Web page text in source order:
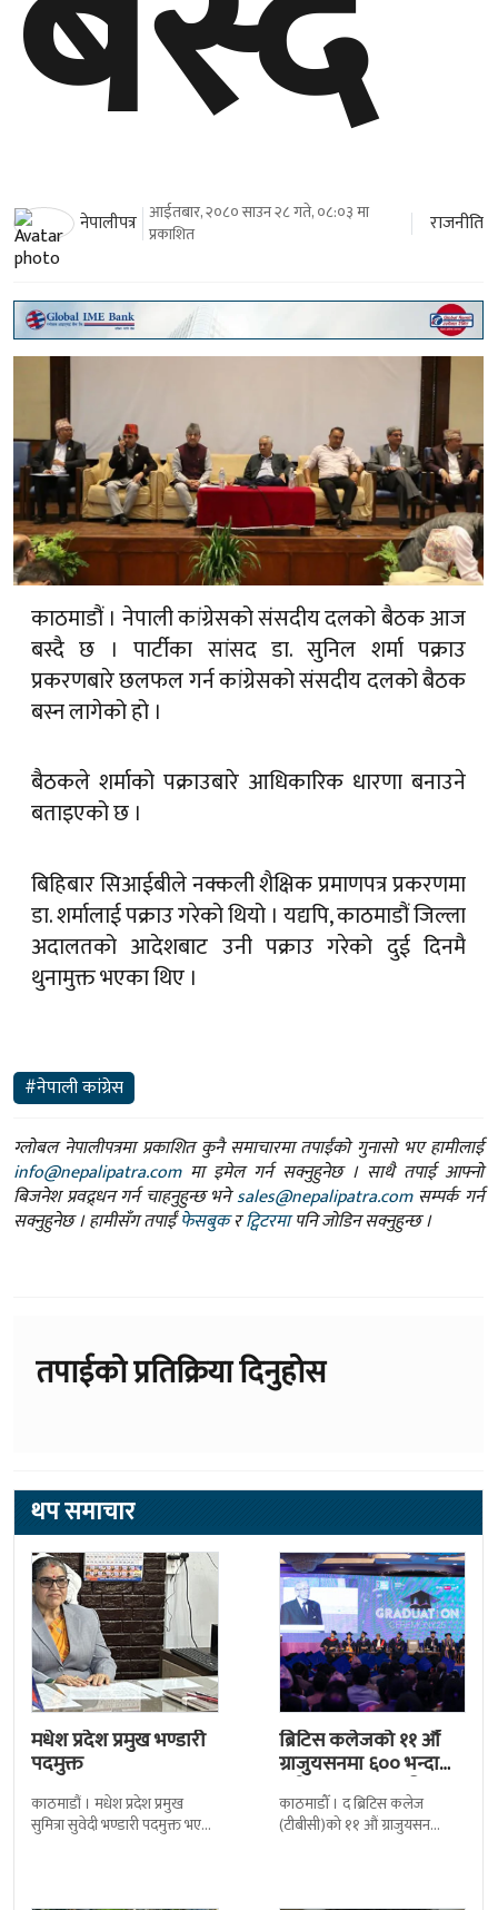
नेपालीपत्र आईतबार, २०८० साउन २८ गते, ०८:०३ मा
प्रकाशित
राजनीति
काठमाडौं । नेपाली कांग्रेसको संसदीय दलको बैठक आज
बस्दै छ । पार्टीका सांसद डा. सुनिल शर्मा पक्राउ
प्रकरणबारे छलफल गर्न कांग्रेसको संसदीय दलको बैठक
बस्न लागेको हो ।
बैठकले शर्माको पक्राउबारे आधिकारिक धारणा बनाउने
बताइएको छ ।
बिहिबार सिआईबीले नक्कली शैक्षिक प्रमाणपत्र प्रकरणमा
डा. शर्मालाई पक्राउ गरेको थियो । यद्यपि, काठमाडौं जिल्ला
अदालतको आदेशबाट उनी पक्राउ गरेको दुई दिनमै
थुनामुक्त भएका थिए ।
#नेपाली कांग्रेस
ग्लोबल नेपालीपत्रमा प्रकाशित कुनै समाचारमा तपाईंको गुनासो भए हामीलाई
info@nepalipatra.comमा इमेल गर्न सक्नुहुनेछ । साथै तपाई आफ्नो
बिजनेश प्रवद्र्धन गर्न चाहनुहुन्छ भनेsales@nepalipatra.comसम्पर्क गर्न
सक्नुहुनेछ । हामीसँग तपाईंफेसबुकरट्विटरमापनि जोडिन सक्नुहुन्छ ।
तपाईको प्रतिक्रिया दिनुहोस
थप समाचार
मधेश प्रदेश प्रमुख भण्डारी
पदमुक्त
काठमाडौं । मधेश प्रदेश प्रमुख
सुमित्रा सुवेदी भण्डारी पदमुक्त भएकी
ब्रिटिस कलेजको ११ औँ
ग्राजुयसनमा ६०० भन्दा
बढी ग्राजुयट सम्मानित
काठमाडौँ । द ब्रिटिस कलेज
(टीबीसी)को ११ औं ग्राजुयसन